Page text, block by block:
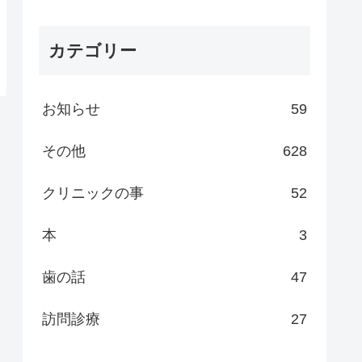
カテゴリー
お知らせ 59
その他 628
クリニックの事 52
本 3
歯の話 47
訪問診療 27